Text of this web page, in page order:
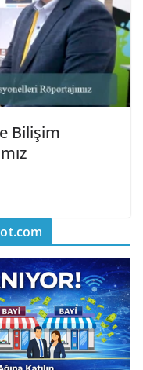
Bilişim